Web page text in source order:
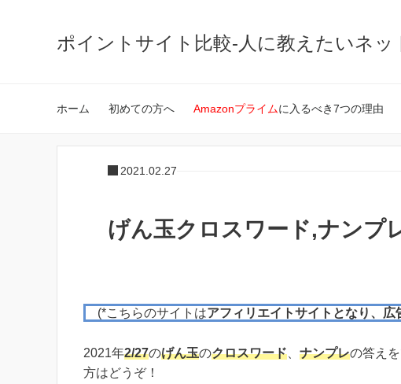
ポイントサイト比較-人に教えたいネ
ホーム 初めての方へ Amazonプライムに入るべき7つの理由
2021.02.27
げん玉クロスワード,ナンプ
(*こちらのサイトはアフィリエイトサイトとなり、広
2021年2/27のげん玉のクロスワード ナンプレの答え
方はどうぞ！